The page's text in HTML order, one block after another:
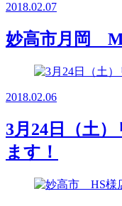
2018.02.07
妙高市月岡
2018.02.06
3月24日（土
ます！